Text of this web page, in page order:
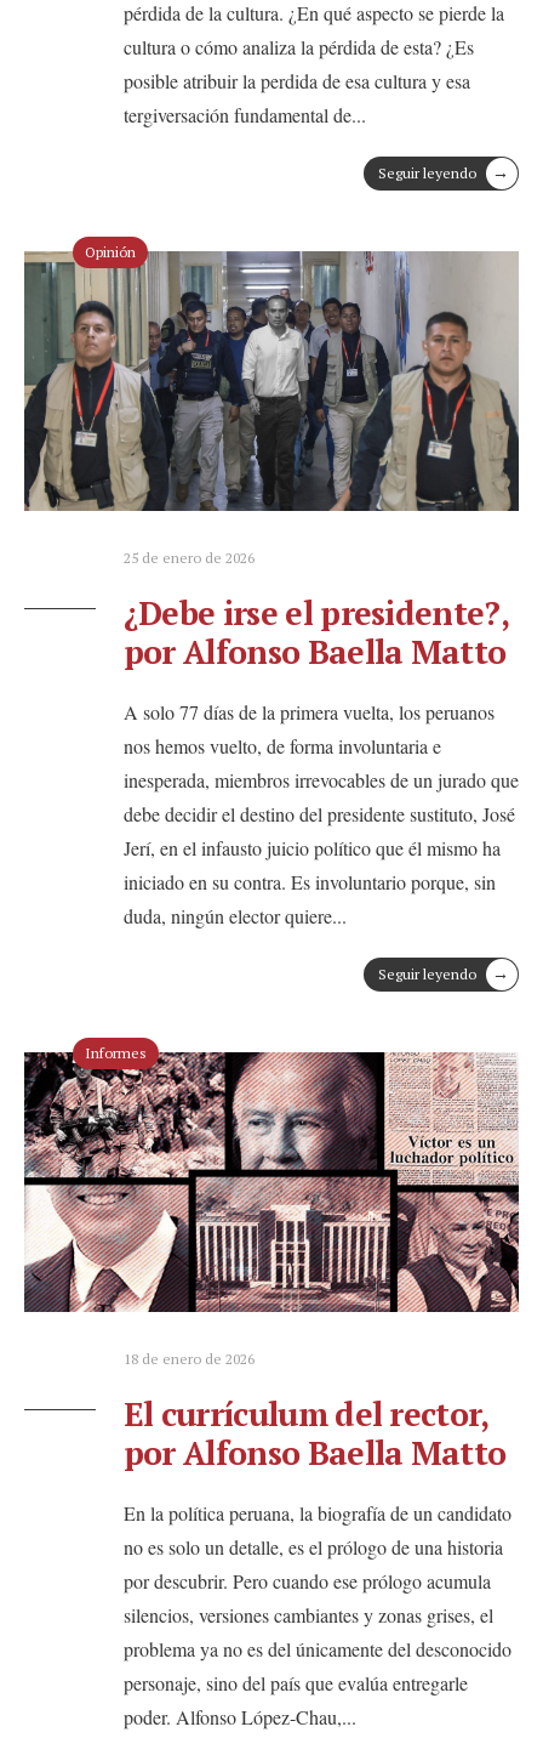
pérdida de la cultura. ¿En qué aspecto se pierde la
cultura o cómo analiza la pérdida de esta? ¿Es
posible atribuir la perdida de esa cultura y esa
tergiversación fundamental de...
Seguir leyendo →
Opinión
25 de enero de 2026
¿Debe irse el presidente?,
por Alfonso Baella Matto
A solo 77 días de la primera vuelta, los peruanos
nos hemos vuelto, de forma involuntaria e
inesperada, miembros irrevocables de un jurado que
debe decidir el destino del presidente sustituto, José
Jerí, en el infausto juicio político que él mismo ha
iniciado en su contra. Es involuntario porque, sin
duda, ningún elector quiere...
Seguir leyendo →
Informes
18 de enero de 2026
El currículum del rector,
por Alfonso Baella Matto
En la política peruana, la biografía de un candidato
no es solo un detalle, es el prólogo de una historia
por descubrir. Pero cuando ese prólogo acumula
silencios, versiones cambiantes y zonas grises, el
problema ya no es del únicamente del desconocido
personaje, sino del país que evalúa entregarle
poder. Alfonso López-Chau,...